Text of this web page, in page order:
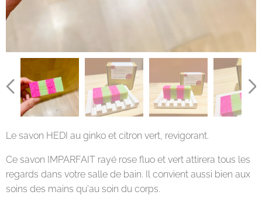
Le savon HEDI au ginko et citron vert, revigorant.
Ce savon IMPARFAIT rayé rose fluo et vert attirera tous les
regards dans votre salle de bain. Il convient aussi bien aux
soins des mains qu'au soin du corps.